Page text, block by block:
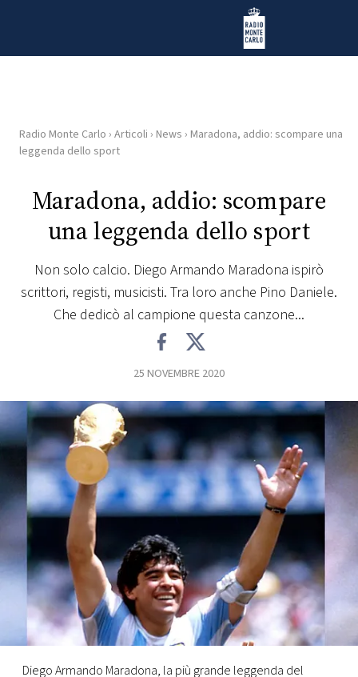
Radio Monte Carlo
HOME
RADIO
WEB
PLAYLIST
CONCORSI
EVENTI
VIDEO
TV
PRINCIPATO
DI
Radio Monte Carlo › Articoli › News › Maradona, addio: scompare una
leggenda dello sport
Maradona, addio: scompare
una leggenda dello sport
Non solo calcio. Diego Armando Maradona ispirò
scrittori, registi, musicisti. Tra loro anche Pino Daniele.
Che dedicò al campione questa canzone...
25 NOVEMBRE 2020
Diego Armando Maradona, la più grande leggenda del